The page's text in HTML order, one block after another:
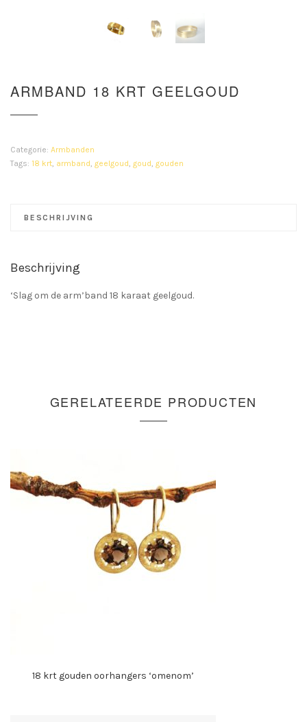
ARMBAND 18 KRT GEELGOUD
Categorie: Armbanden
Tags: 18 krt armband geelgoud goud gouden
BESCHRIJVING
Beschrijving
‘Slag om de arm’band 18 karaat geelgoud.
GERELATEERDE PRODUCTEN
18 krt gouden oorhangers ‘omenom’